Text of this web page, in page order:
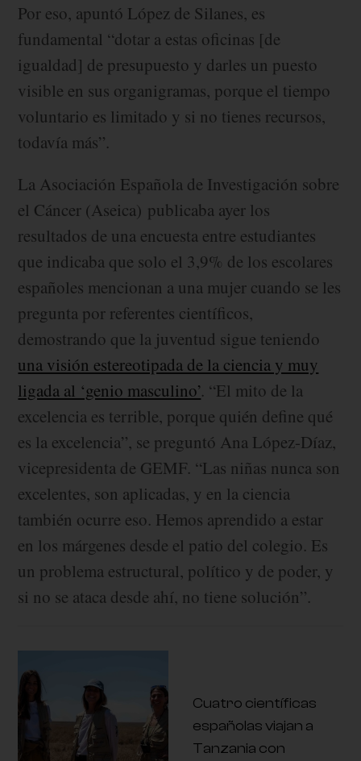
Por eso, apuntó López de Silanes, es
fundamental “dotar a estas oficinas [de
igualdad] de presupuesto y darles un puesto
visible en sus organigramas, porque el tiempo
voluntario es limitado y si no tienes recursos,
todavía más”.
La Asociación Española de Investigación sobre
el Cáncer (Aseica) publicaba ayer los
resultados de una encuesta entre estudiantes
que indicaba que solo el 3,9% de los escolares
españoles mencionan a una mujer cuando se les
pregunta por referentes científicos,
demostrando que la juventud sigue teniendo
una visión estereotipada de la ciencia y muy
ligada al ‘genio masculino’. “El mito de la
excelencia es terrible, porque quién define qué
es la excelencia”, se preguntó Ana López-Díaz,
vicepresidenta de GEMF. “Las niñas nunca son
excelentes, son aplicadas, y en la ciencia
también ocurre eso. Hemos aprendido a estar
en los márgenes desde el patio del colegio. Es
un problema estructural, político y de poder, y
si no se ataca desde ahí, no tiene solución”.
Cuatro científicas
españolas viajan a
Tanzania con